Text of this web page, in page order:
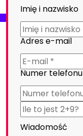
Imię i nazwisko
Adres e-mail
Numer telefonu
Wiadomość